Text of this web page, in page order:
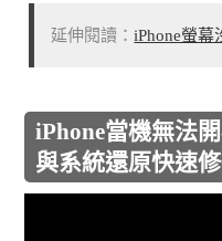
延伸閱讀：iPhone螢幕
iPhone當機無法
與系統還原快速